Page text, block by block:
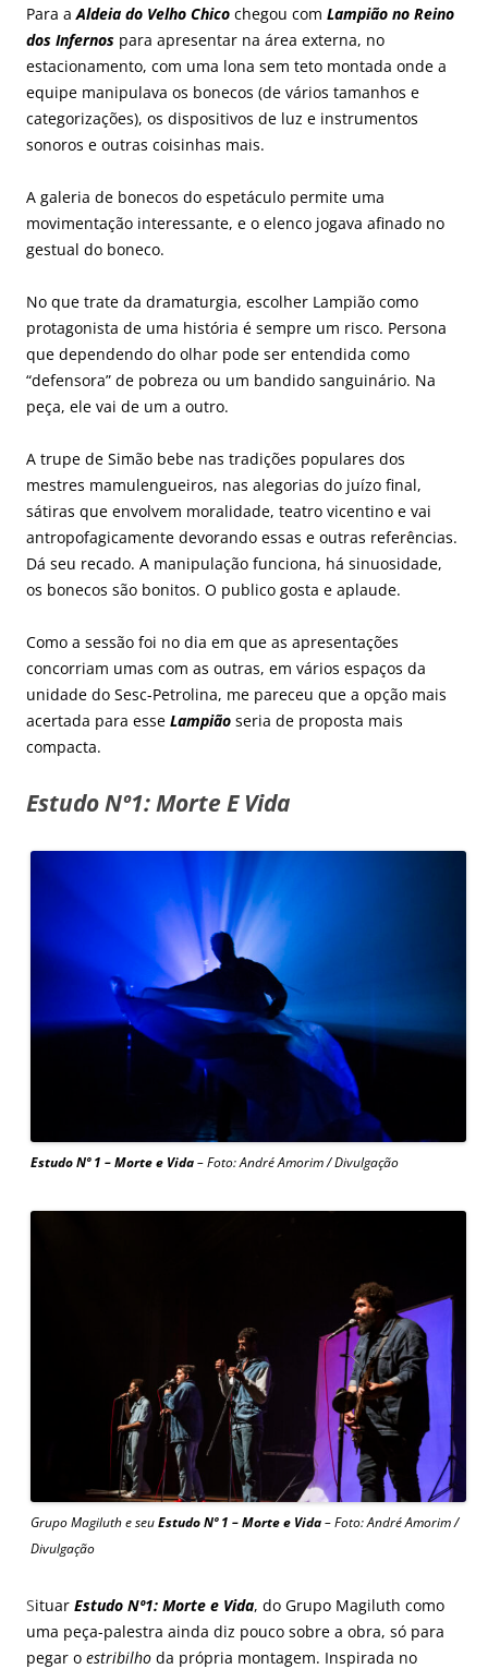
Para aAldeia do Velho Chico chegou com Lampião no Reino
dos Infernos para apresentar na área externa, no
estacionamento, com uma lona sem teto montada onde a
equipe manipulava os bonecos (de vários tamanhos e
categorizações), os dispositivos de luz e instrumentos
sonoros e outras coisinhas mais.
A galeria de bonecos do espetáculo permite uma
movimentação interessante, e o elenco jogava afinado no
gestual do boneco.
No que trate da dramaturgia, escolher Lampião como
protagonista de uma história é sempre um risco. Persona
que dependendo do olhar pode ser entendida como
“defensora” de pobreza ou um bandido sanguinário. Na
peça, ele vai de um a outro.
A trupe de Simão bebe nas tradições populares dos
mestres mamulengueiros, nas alegorias do juízo final,
sátiras que envolvem moralidade, teatro vicentino e vai
antropofagicamente devorando essas e outras referências.
Dá seu recado. A manipulação funciona, há sinuosidade,
os bonecos são bonitos. O publico gosta e aplaude.
Como a sessão foi no dia em que as apresentações
concorriam umas com as outras, em vários espaços da
unidade do Sesc-Petrolina, me pareceu que a opção mais
acertada para esse Lampião seria de proposta mais
compacta.
Estudo Nº1: Morte E Vida
Estudo Nº 1 – Morte e Vida– Foto: André Amorim / Divulgação
Grupo Magiluth e seuEstudo Nº 1 – Morte e Vida– Foto: André Amorim /
Divulgação
Situar Estudo Nº1: Morte e Vida, do Grupo Magiluth como
uma peça-palestra ainda diz pouco sobre a obra, só para
pegar o estribilho da própria montagem. Inspirada no